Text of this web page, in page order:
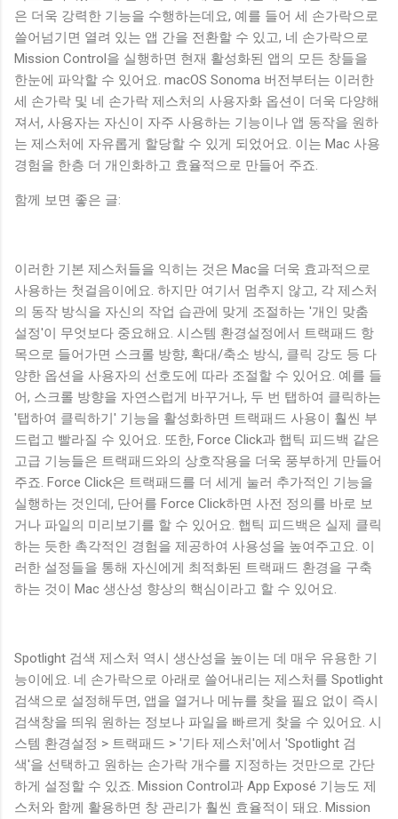
은 더욱 강력한 기능을 수행하는데요, 예를 들어 세 손가락으로
쓸어넘기면 열려 있는 앱 간을 전환할 수 있고, 네 손가락으로
Mission Control을 실행하면 현재 활성화된 앱의 모든 창들을
한눈에 파악할 수 있어요. macOS Sonoma 버전부터는 이러한
세 손가락 및 네 손가락 제스처의 사용자화 옵션이 더욱 다양해
져서, 사용자는 자신이 자주 사용하는 기능이나 앱 동작을 원하
는 제스처에 자유롭게 할당할 수 있게 되었어요. 이는 Mac 사용
경험을 한층 더 개인화하고 효율적으로 만들어 주죠.
함께 보면 좋은 글:
이러한 기본 제스처들을 익히는 것은 Mac을 더욱 효과적으로
사용하는 첫걸음이에요. 하지만 여기서 멈추지 않고, 각 제스처
의 동작 방식을 자신의 작업 습관에 맞게 조절하는 '개인 맞춤
설정'이 무엇보다 중요해요. 시스템 환경설정에서 트랙패드 항
목으로 들어가면 스크롤 방향, 확대/축소 방식, 클릭 강도 등 다
양한 옵션을 사용자의 선호도에 따라 조절할 수 있어요. 예를 들
어, 스크롤 방향을 자연스럽게 바꾸거나, 두 번 탭하여 클릭하는
'탭하여 클릭하기' 기능을 활성화하면 트랙패드 사용이 훨씬 부
드럽고 빨라질 수 있어요. 또한, Force Click과 햅틱 피드백 같은
고급 기능들은 트랙패드와의 상호작용을 더욱 풍부하게 만들어
주죠. Force Click은 트랙패드를 더 세게 눌러 추가적인 기능을
실행하는 것인데, 단어를 Force Click하면 사전 정의를 바로 보
거나 파일의 미리보기를 할 수 있어요. 햅틱 피드백은 실제 클릭
하는 듯한 촉각적인 경험을 제공하여 사용성을 높여주고요. 이
러한 설정들을 통해 자신에게 최적화된 트랙패드 환경을 구축
하는 것이 Mac 생산성 향상의 핵심이라고 할 수 있어요.
Spotlight 검색 제스처 역시 생산성을 높이는 데 매우 유용한 기
능이에요. 네 손가락으로 아래로 쓸어내리는 제스처를 Spotlight
검색으로 설정해두면, 앱을 열거나 메뉴를 찾을 필요 없이 즉시
검색창을 띄워 원하는 정보나 파일을 빠르게 찾을 수 있어요. 시
스템 환경설정 > 트랙패드 > '기타 제스처'에서 'Spotlight 검
색'을 선택하고 원하는 손가락 개수를 지정하는 것만으로 간단
하게 설정할 수 있죠. Mission Control과 App Exposé 기능도 제
스처와 함께 활용하면 창 관리가 훨씬 효율적이 돼요. Mission